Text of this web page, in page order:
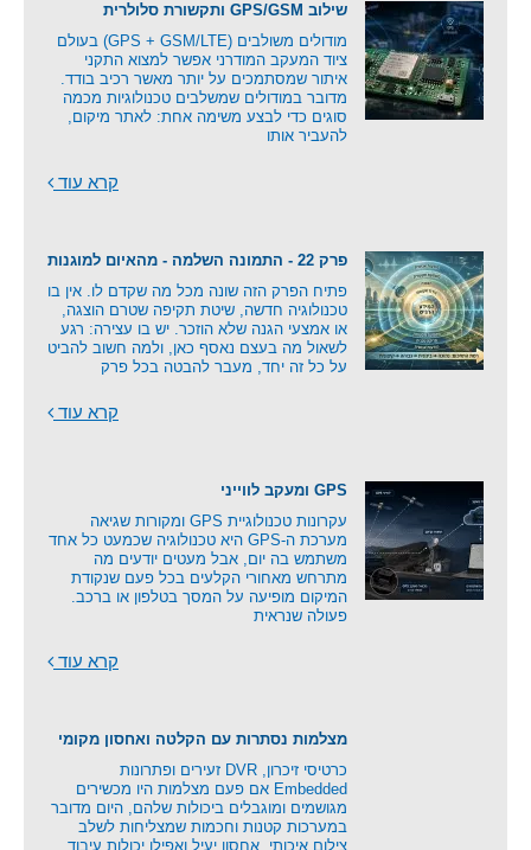
שילוב GPS/GSM ותקשורת סלולרית
מודולים משולבים (GPS + GSM/LTE) בעולם
ציוד המעקב המודרני אפשר למצוא התקני
איתור שמסתמכים על יותר מאשר רכיב בודד.
מדובר במודולים שמשלבים טכנולוגיות מכמה
סוגים כדי לבצע משימה אחת: לאתר מיקום,
להעביר אותו
קרא עוד
פרק 22 - התמונה השלמה - מהאיום למוגנות
פתיח הפרק הזה שונה מכל מה שקדם לו. אין בו
טכנולוגיה חדשה, שיטת תקיפה שטרם הוצגה,
או אמצעי הגנה שלא הוזכר. יש בו עצירה: רגע
לשאול מה בעצם נאסף כאן, ולמה חשוב להביט
על כל זה יחד, מעבר להבטה בכל פרק
קרא עוד
GPS ומעקב לווייני
עקרונות טכנולוגיית GPS ומקורות שגיאה
מערכת ה-GPS היא טכנולוגיה שכמעט כל אחד
משתמש בה יום, אבל מעטים יודעים מה
מתרחש מאחורי הקלעים בכל פעם שנקודת
המיקום מופיעה על המסך בטלפון או ברכב.
פעולה שנראית
קרא עוד
מצלמות נסתרות עם הקלטה ואחסון מקומי
כרטיסי זיכרון, DVR זעירים ופתרונות
Embedded אם פעם מצלמות היו מכשירים
מגושמים ומוגבלים ביכולות שלהם, היום מדובר
במערכות קטנות וחכמות שמצליחות לשלב
צילום איכותי, אחסון יעיל ואפילו יכולות עיבוד